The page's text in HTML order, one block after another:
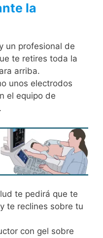
la
un profesional de
te retires toda la
arriba.
unos electrodos
el equipo de
te pedirá que te
te reclines sobre tu
con gel sobre